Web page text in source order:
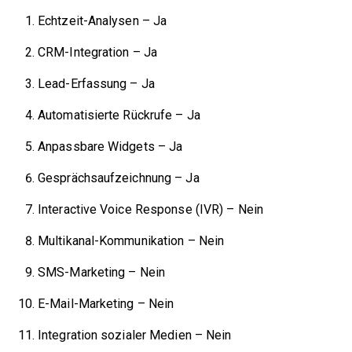
Echtzeit-Analysen – Ja
CRM-Integration – Ja
Lead-Erfassung – Ja
Automatisierte Rückrufe – Ja
Anpassbare Widgets – Ja
Gesprächsaufzeichnung – Ja
Interactive Voice Response (IVR) – Nein
Multikanal-Kommunikation – Nein
SMS-Marketing – Nein
E-Mail-Marketing – Nein
Integration sozialer Medien – Nein